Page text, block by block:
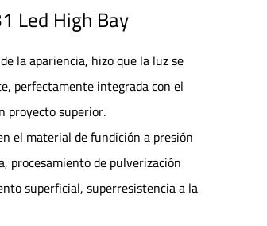
Led High Bay
la apariencia, hizo que la luz se
perfectamente integrada con el
proyecto superior.
el material de fundición a presión
procesamiento de pulverización
superficial, superresistencia a la